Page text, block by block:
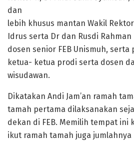
dan
lebih khusus mantan Wakil
Idrus serta Dr dan Rusdi
dosen senior FEB Unismuh, serta
ketua- ketua prodi serta dosen
wisudawan.
Dikatakan Andi Jam’an ramah
tamah pertama dilaksanakan
dekan di FEB. Memilih tempat ini
ikut ramah tamah juga jumlahnya